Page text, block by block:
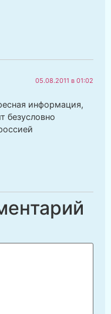
05.08.2011 в 01:02
информация,
безусловно